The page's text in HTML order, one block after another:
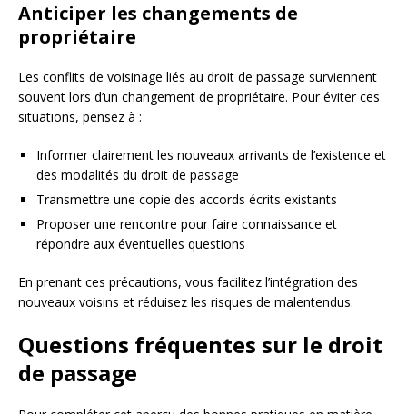
Anticiper les changements de
propriétaire
Les conflits de voisinage liés au droit de passage surviennent
souvent lors d’un changement de propriétaire. Pour éviter ces
situations, pensez à :
Informer clairement les nouveaux arrivants de l’existence et
des modalités du droit de passage
Transmettre une copie des accords écrits existants
Proposer une rencontre pour faire connaissance et
répondre aux éventuelles questions
En prenant ces précautions, vous facilitez l’intégration des
nouveaux voisins et réduisez les risques de malentendus.
Questions fréquentes sur le droit
de passage